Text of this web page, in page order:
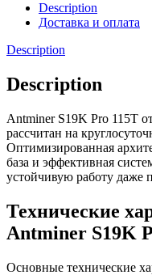
Description
Доставка и оплата
Description
Description
Antminer S19K Pro 115T
рассчитан на
Оптимизированная
база и эффективная
устойчивую работу даже
Технические
Antminer S19K
Основные технические